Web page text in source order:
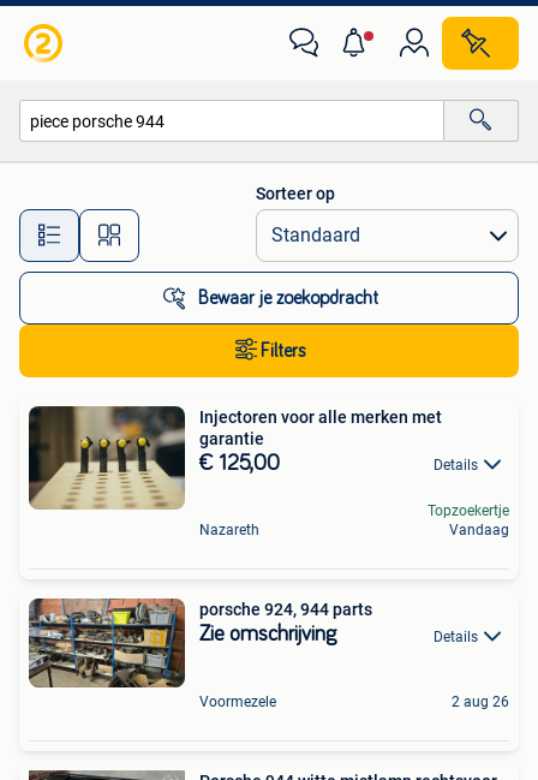
Alle afstanden…
Sorteer op
Bewaar je zoekopdracht
Filters
Injectoren voor alle merken met
garantie
€ 125,00 Details
Nazareth
Topzoekertje
Vandaag
porsche 924, 944 parts
Zie omschrijving Details
Voormezele 2 aug 26